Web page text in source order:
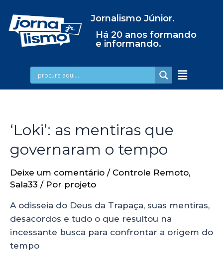
Jornalismo Júnior.
Há 20 anos formando
e informando.
‘Loki’: as mentiras que
governaram o tempo
Deixe um comentário / Controle Remoto,
Sala33 / Por projeto
A odisseia do Deus da Trapaça, suas mentiras,
desacordos e tudo o que resultou na
incessante busca para confrontar a origem do
tempo